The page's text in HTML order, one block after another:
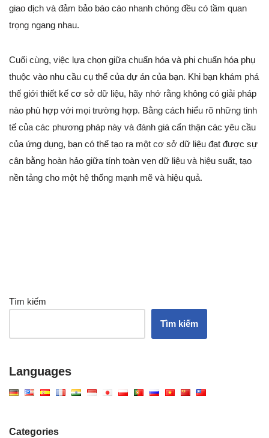
giao dịch và đảm bảo báo cáo nhanh chóng đều có tầm quan
trọng ngang nhau.
Cuối cùng, việc lựa chọn giữa chuẩn hóa và phi chuẩn hóa phụ
thuộc vào nhu cầu cụ thể của dự án của bạn. Khi bạn khám phá
thế giới thiết kế cơ sở dữ liệu, hãy nhớ rằng không có giải pháp
nào phù hợp với mọi trường hợp. Bằng cách hiểu rõ những tinh
tế của các phương pháp này và đánh giá cẩn thận các yêu cầu
của ứng dụng, bạn có thể tạo ra một cơ sở dữ liệu đạt được sự
cân bằng hoàn hảo giữa tính toàn vẹn dữ liệu và hiệu suất, tạo
nền tảng cho một hệ thống mạnh mẽ và hiệu quả.
Tìm kiếm
Tìm kiếm
Languages
Categories